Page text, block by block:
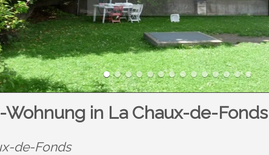
in La Chaux-de-Fonds
de-Fonds